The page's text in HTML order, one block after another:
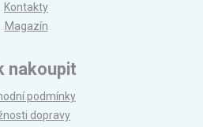
Kontakty
Magazín
nakoupit
podmínky
dopravy